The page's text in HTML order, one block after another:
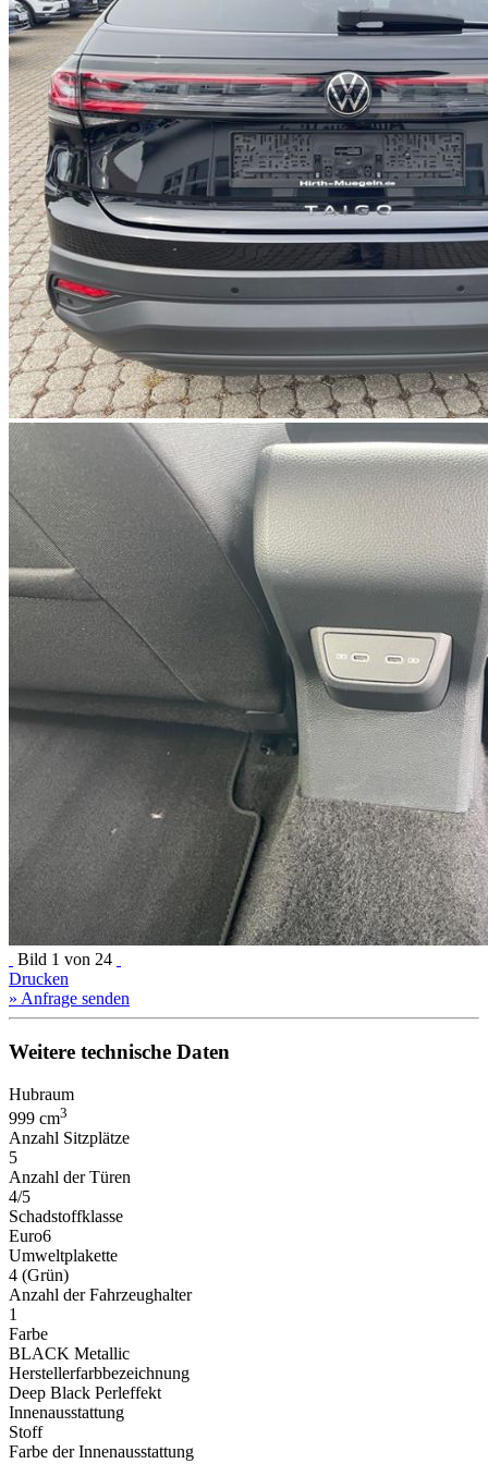
Bild 1 von 24
Drucken
» Anfrage senden
Weitere technische Daten
Hubraum
999 cm3
Anzahl Sitzplätze
5
Anzahl der Türen
4/5
Schadstoffklasse
Euro6
Umweltplakette
4 (Grün)
Anzahl der Fahrzeughalter
1
Farbe
BLACK Metallic
Herstellerfarbbezeichnung
Deep Black Perleffekt
Innenausstattung
Stoff
Farbe der Innenausstattung